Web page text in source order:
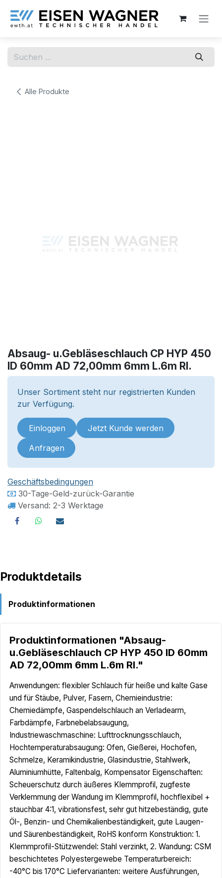
Alle Produkte
Absaug- u.Gebläseschlauch CP HYP 450
ID 60mm AD 72,00mm 6mm L.6m Rl.
Unser Sortiment steht nur registrierten Kunden
zur Verfügung.
Einloggen Jetzt Kunde werden
Anfragen
Geschäftsbedingungen
30-Tage-Geld-zurück-Garantie
Versand: 2-3 Werktage
Produktdetails
Produktinformationen
Produktinformationen "Absaug-
u.Gebläseschlauch CP HYP 450 ID 60mm
AD 72,00mm 6mm L.6m Rl."
Anwendungen: flexibler Schlauch für heiße und kalte Gase
und für Stäube, Pulver, Fasern, Chemieindustrie:
Chemiedämpfe, Gaspendelschlauch an Verladearm,
Farbdämpfe, Farbnebelabsaugung,
Industriewaschmaschine: Lufttrocknungsschlauch,
Hochtemperaturabsaugung: Ofen, Gießerei, Hochofen,
Schmelze, Keramikindustrie, Glasindustrie, Stahlwerk,
Aluminiumhütte, Faltenbalg, Kompensator Eigenschaften:
Scheuerschutz durch äußeres Klemmprofil, zugfeste
Verklemmung der Wandung im Klemmprofil, hochflexibel +
stauchbar 4:1, vibrationsfest, sehr gut hitzebeständig, gute
Öl-, Benzin- und Chemikalienbeständigkeit, gute Laugen-
und Säurenbeständigkeit, RoHS konform Konstruktion: 1.
Klemmprofil-Stützwendel: Stahl verzinkt, 2. Wandung: CSM
beschichtetes Polyestergewebe Temperaturbereich:
-40°C bis 170°C Liefervarianten: weitere Ausführungen,